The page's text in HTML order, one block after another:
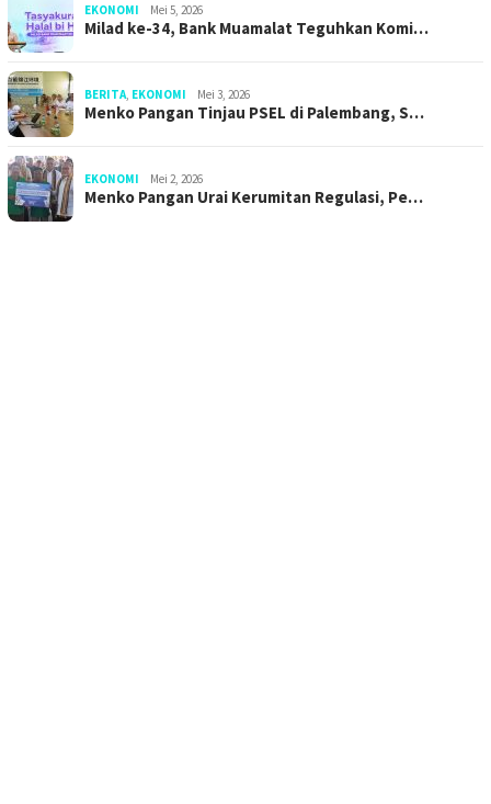
EKONOMI Mei 5, 2026
Milad ke-34, Bank Muamalat Teguhkan Komi…
BERITA, EKONOMI Mei 3, 2026
Menko Pangan Tinjau PSEL di Palembang, S…
EKONOMI Mei 2, 2026
Menko Pangan Urai Kerumitan Regulasi, Pe…